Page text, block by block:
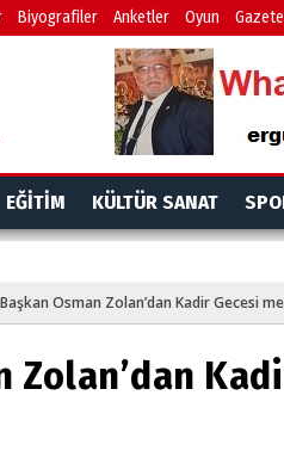
Biyografiler Anketler Oyun
EĞİTİM KÜLTÜR SANAT
Başkan Osman Zolan’dan Kadir Gecesi
Zolan’dan